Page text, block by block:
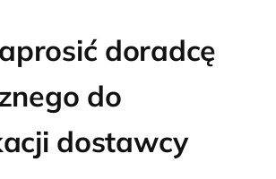
doradcę
do
dostawcy